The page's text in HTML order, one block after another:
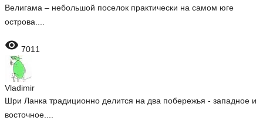
Велигама – небольшой поселок практически на самом юге
острова....
 7011
Vladimir
Шри Ланка традиционно делится на два побережья - западное и
восточное....